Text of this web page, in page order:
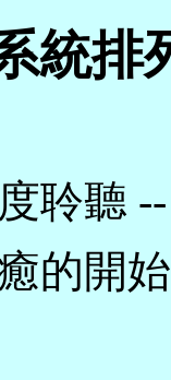
統排
聆聽
的開始